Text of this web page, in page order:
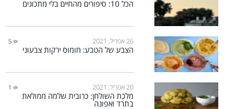
הכל 10: סיפורים מהחיים בלי מתכונים
26 אפריל, 2021 5
הצבע של הטבע: חומוס ירקות צבעוני
20 אפריל, 2021 1
מלכת השולחן: כרובית שלמה ממולאת
בתרד ואפונה